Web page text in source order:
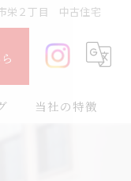
栄２丁目 中古住宅
当社の特徴